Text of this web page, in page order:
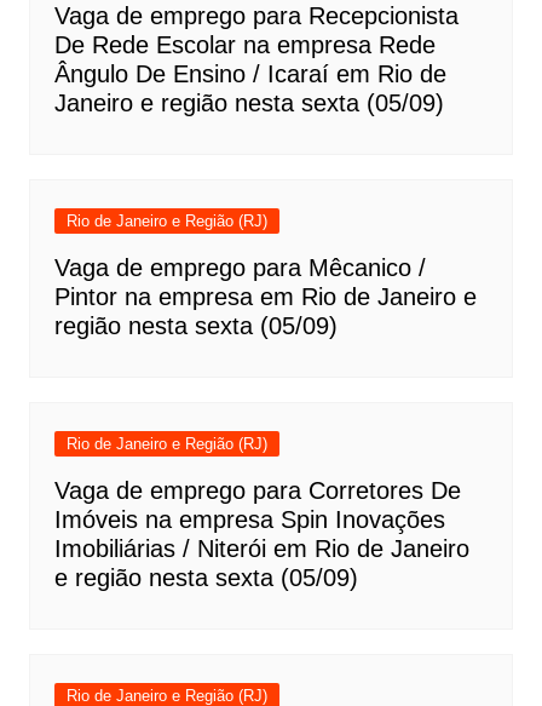
Vaga de emprego para Recepcionista
De Rede Escolar na empresa Rede
Ângulo De Ensino / Icaraí em Rio de
Janeiro e região nesta sexta (05/09)
Rio de Janeiro e Região (RJ)
Vaga de emprego para Mêcanico /
Pintor na empresa em Rio de Janeiro e
região nesta sexta (05/09)
Rio de Janeiro e Região (RJ)
Vaga de emprego para Corretores De
Imóveis na empresa Spin Inovações
Imobiliárias / Niterói em Rio de Janeiro
e região nesta sexta (05/09)
Rio de Janeiro e Região (RJ)